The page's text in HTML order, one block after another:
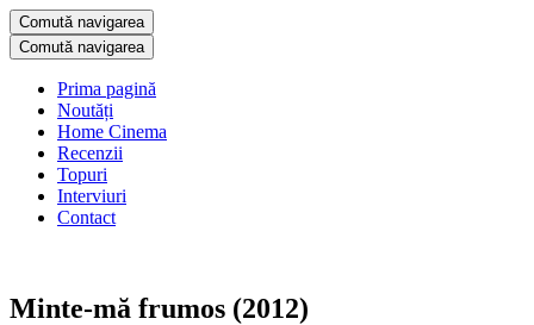
Comută navigarea
Comută navigarea
Prima pagină
Noutăți
Home Cinema
Recenzii
Topuri
Interviuri
Contact
Minte-mă frumos (2012)